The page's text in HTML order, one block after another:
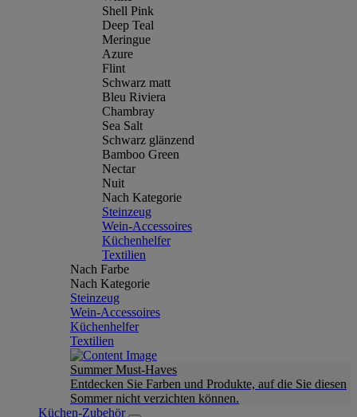
Shell Pink
Deep Teal
Meringue
Azure
Flint
Schwarz matt
Bleu Riviera
Chambray
Sea Salt
Schwarz glänzend
Bamboo Green
Nectar
Nuit
Nach Kategorie
Steinzeug
Wein-Accessoires
Küchenhelfer
Textilien
Nach Farbe
Nach Kategorie
Steinzeug
Wein-Accessoires
Küchenhelfer
Textilien
Summer Must-Haves
Entdecken Sie Farben und Produkte, auf die Sie diesen
Sommer nicht verzichten können.
Küchen-Zubehör